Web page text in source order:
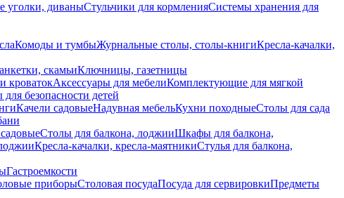
уголки, диваныСтульчики для кормленияСистемы хранения для
Комоды и тумбыЖурнальные столы, столы-книгиКресла-качалки,
скамьиКлючницы, газетницы
кроватокАксессуары для мебелиКомплектующие для мягкой
для безопасности детей
Качели садовыеНадувная мебельКухни походныеСтолы для сада
Столы для балкона, лоджииШкафы для балкона,
Кресла-качалки, кресла-маятникиСтулья для балкона,
Гастроемкости
приборыСтоловая посудаПосуда для сервировкиПредметы